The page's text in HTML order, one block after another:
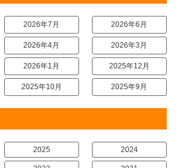
2026年7月 2026年6月
2026年4月 2026年3月
2026年1月 2025年12月
2025年10月 2025年9月
2025 2024